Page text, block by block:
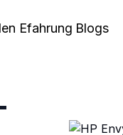
Efahrung Blogs